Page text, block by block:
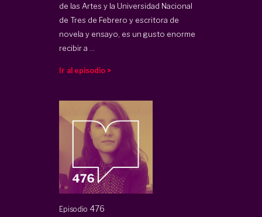
de las Artes y la Universidad Nacional
de Tres de Febrero y escritora de
novela y ensayo, es un gusto enorme
recibir a ...
Ir al episodio >
Episodio 476